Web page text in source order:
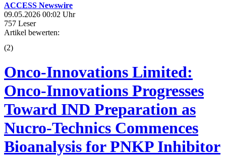
ACCESS Newswire
09.05.2026 00:02 Uhr
757 Leser
Artikel bewerten:
(2)
Onco-Innovations Limited:
Onco-Innovations Progresses
Toward IND Preparation as
Nucro-Technics Commences
Bioanalysis for PNKP Inhibitor